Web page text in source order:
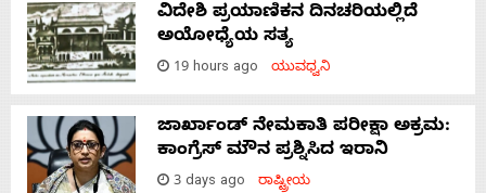
ವಿದೇಶಿ ಪ್ರಯಾಣಿಕನ ದಿನಚರಿಯಲ್ಲಿದೆ
ಅಯೋಧ್ಯೆಯ ಸತ್ಯ
19 hours ago ಯುವಧ್ವನಿ
ಜಾರ್ಖಾಂಡ್‌ ನೇಮಕಾತಿ ಪರೀಕ್ಷಾ ಅಕ್ರಮ:
ಕಾಂಗ್ರೆಸ್‌ ಮೌನ ಪ್ರಶ್ನಿಸಿದ ಇರಾನಿ
3 days ago ರಾಷ್ಟ್ರೀಯ